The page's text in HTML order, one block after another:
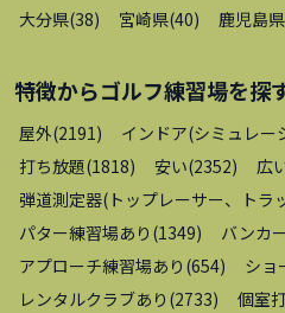
大分県(38) 宮崎県(40) 鹿児島県
特徴からゴルフ練習場を探
屋外(2191) インドア(シミュレー
打ち放題(1818) 安い(2352) 広
弾道測定器(トップレーサー、トラ
パター練習場あり (1349) バンカ
アプローチ練習場あり (654) ショ
レンタルクラブあり (2733) 個室